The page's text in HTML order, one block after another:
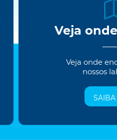
Veja
Veja onde
nossos
SAIBA